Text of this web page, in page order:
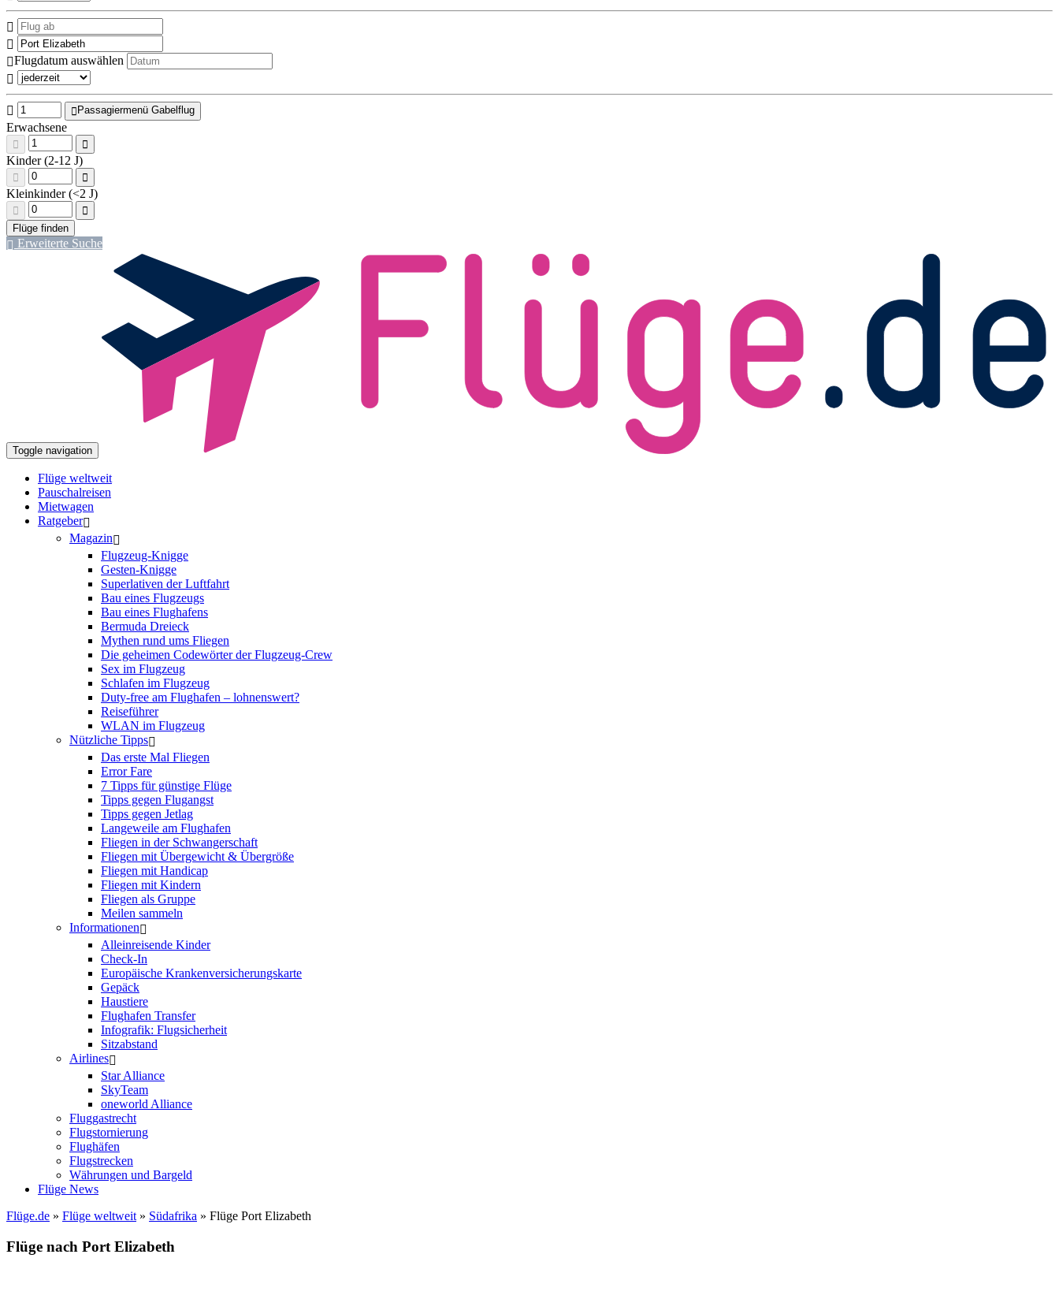
Flugdatum auswählen
Passagiermenü Gabelflug
Erwachsene
Kinder (2-12 J)
Kleinkinder (<2 J)
Erweiterte Suche
Toggle navigation
Flüge weltweit
Pauschalreisen
Mietwagen
Ratgeber
Magazin
Flugzeug-Knigge
Gesten-Knigge
Superlativen der Luftfahrt
Bau eines Flugzeugs
Bau eines Flughafens
Bermuda Dreieck
Mythen rund ums Fliegen
Die geheimen Codewörter der Flugzeug-Crew
Sex im Flugzeug
Schlafen im Flugzeug
Duty-free am Flughafen – lohnenswert?
Reiseführer
WLAN im Flugzeug
Nützliche Tipps
Das erste Mal Fliegen
Error Fare
7 Tipps für günstige Flüge
Tipps gegen Flugangst
Tipps gegen Jetlag
Langeweile am Flughafen
Fliegen in der Schwangerschaft
Fliegen mit Übergewicht & Übergröße
Fliegen mit Handicap
Fliegen mit Kindern
Fliegen als Gruppe
Meilen sammeln
Informationen
Alleinreisende Kinder
Check-In
Europäische Krankenversicherungskarte
Gepäck
Haustiere
Flughafen Transfer
Infografik: Flugsicherheit
Sitzabstand
Airlines
Star Alliance
SkyTeam
oneworld Alliance
Fluggastrecht
Flugstornierung
Flughäfen
Flugstrecken
Währungen und Bargeld
Flüge News
Flüge.de » Flüge weltweit » Südafrika » Flüge Port Elizabeth
Flüge nach Port Elizabeth